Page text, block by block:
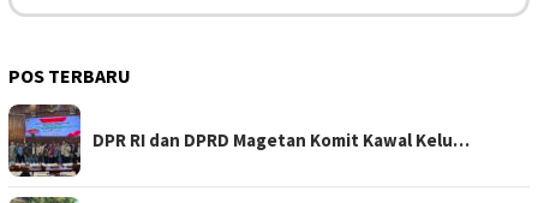
POS TERBARU
DPR RI dan DPRD Magetan Komit Kawal Kelu…